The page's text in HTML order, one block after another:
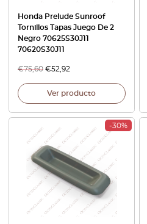
Honda Prelude Sunroof
Tornillos Tapas Juego De 2
Negro 70625S30J11
70620S30J11
€75,60 €52,92
Ver producto
-30%